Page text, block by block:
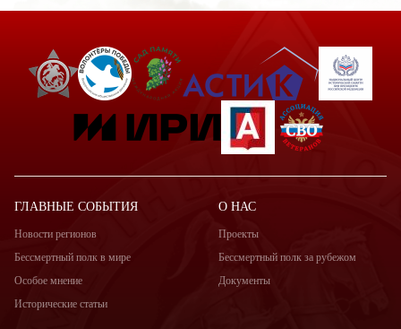
ГЛАВНЫЕ СОБЫТИЯ
Новости регионов
Бессмертный полк в мире
Особое мнение
Исторические статьи
О НАС
Проекты
Бессмертный полк за рубежом
Документы